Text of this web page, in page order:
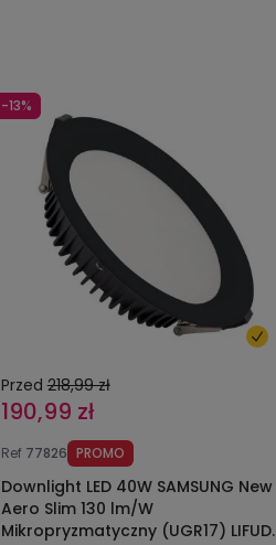
-13%
Przed 218,99 zł
190,99 zł
Ref 77826 PROMO
Downlight LED 40W SAMSUNG New
Aero Slim 130 lm/W
Mikropryzmatyczny (UGR17) LIFUD